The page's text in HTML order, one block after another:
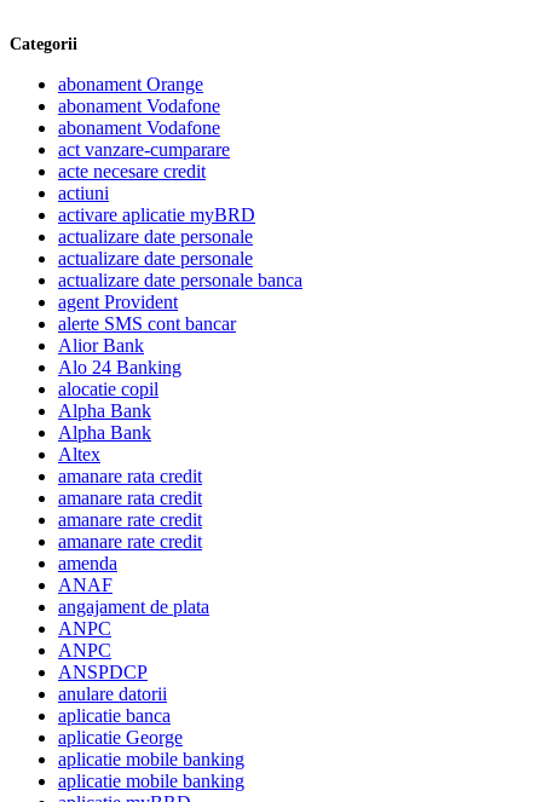
Categorii
abonament Orange
abonament Vodafone
abonament Vodafone
act vanzare-cumparare
acte necesare credit
actiuni
activare aplicatie myBRD
actualizare date personale
actualizare date personale
actualizare date personale banca
agent Provident
alerte SMS cont bancar
Alior Bank
Alo 24 Banking
alocatie copil
Alpha Bank
Alpha Bank
Altex
amanare rata credit
amanare rata credit
amanare rate credit
amanare rate credit
amenda
ANAF
angajament de plata
ANPC
ANPC
ANSPDCP
anulare datorii
aplicatie banca
aplicatie George
aplicatie mobile banking
aplicatie mobile banking